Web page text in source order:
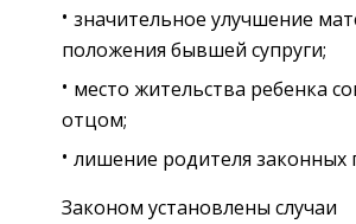
значительное улучшение
положения бывшей супруги;
место жительства ребенка
отцом;
лишение родителя законных
Законом установлены случаи